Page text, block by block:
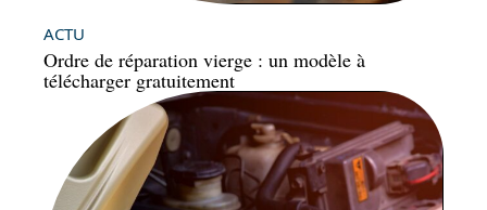
ACTU
Ordre de réparation vierge : un modèle à
télécharger gratuitement